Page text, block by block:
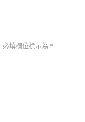
必填欄位標示為 *